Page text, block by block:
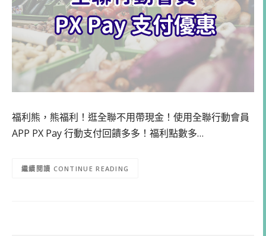
福利熊，熊福利！逛全聯不用帶現金！使用全聯行動會員
APP PX Pay 行動支付回饋多多！福利點數多…
CONTINUE READING